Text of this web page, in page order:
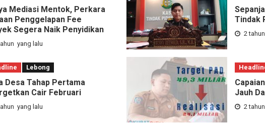
Mediasi Mentok, Perkara
Penggelapan Fee
Segera Naik Penyidikan
yang lalu
Tindak
2
Lebong
Desa Tahap Pertama
Cair Februari
yang lalu
Jauh
2